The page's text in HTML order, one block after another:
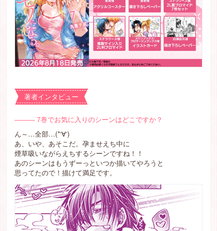
著者インタビュー
――― 7巻でお気に入りのシーンはどこですか？
ん～…全部…(*‘∀‘)
あ、いや、あそこだ。孕ませえち中に
煙草吸いながらえちするシーンですね！！
あのシーンはもうずーっといつか描いてやろうと
思ってたので！描けて満足です。